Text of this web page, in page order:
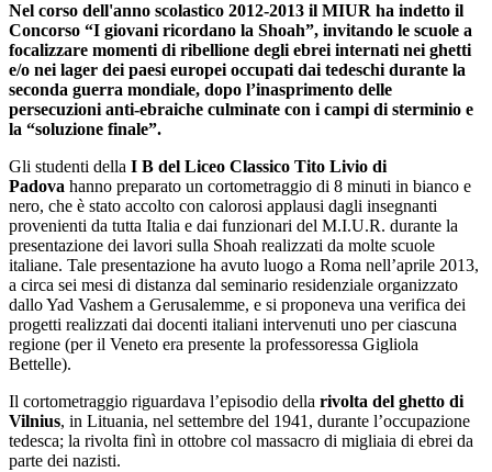
Nel corso dell'anno scolastico 2012-2013 il MIUR ha indetto il
Concorso “I giovani ricordano la Shoah”, invitando le scuole a
focalizzare momenti di ribellione degli ebrei internati nei ghetti
e/o nei lager dei paesi europei occupati dai tedeschi durante la
seconda guerra mondiale, dopo l’inasprimento delle
persecuzioni anti-ebraiche culminate con i campi di sterminio e
la “soluzione finale”.
Gli studenti della I B del Liceo Classico Tito Livio di
Padova hanno preparato un cortometraggio di 8 minuti in bianco e
nero, che è stato accolto con calorosi applausi dagli insegnanti
provenienti da tutta Italia e dai funzionari del M.I.U.R. durante la
presentazione dei lavori sulla Shoah realizzati da molte scuole
italiane. Tale presentazione ha avuto luogo a Roma nell’aprile 2013,
a circa sei mesi di distanza dal seminario residenziale organizzato
dallo Yad Vashem a Gerusalemme, e si proponeva una verifica dei
progetti realizzati dai docenti italiani intervenuti uno per ciascuna
regione (per il Veneto era presente la professoressa Gigliola
Bettelle).
Il cortometraggio riguardava l’episodio della rivolta del ghetto di
Vilnius, in Lituania, nel settembre del 1941, durante l’occupazione
tedesca; la rivolta finì in ottobre col massacro di migliaia di ebrei da
parte dei nazisti.